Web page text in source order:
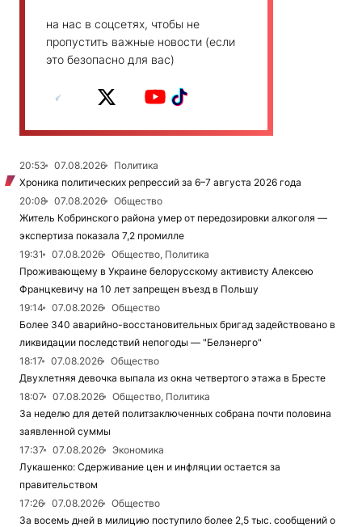
на нас в соцсетях, чтобы не
пропустить важные новости (если
это безопасно для вас)
20:53 07.08.2026
Политика
Хроника политических репрессий за 6–7 августа 2026 года
20:08
07.08.2026
Общество
Житель Кобринского района умер от передозировки алкоголя —
экспертиза показала 7,2 промилле
19:31
07.08.2026
Общество, Политика
Проживающему в Украине белорусскому активисту Алексею
Францкевичу на 10 лет запрещен въезд в Польшу
19:14
07.08.2026
Общество
Более 340 аварийно-восстановительных бригад задействовано в
ликвидации последствий непогоды — "Белэнерго"
18:17
07.08.2026
Общество
Двухлетняя девочка выпала из окна четвертого этажа в Бресте
18:07
07.08.2026
Общество, Политика
За неделю для детей политзаключенных собрана почти половина
заявленной суммы
17:37
07.08.2026
Экономика
Лукашенко: Сдерживание цен и инфляции остается за
правительством
17:26
07.08.2026
Общество
За восемь дней в милицию поступило более 2,5 тыс. сообщений о